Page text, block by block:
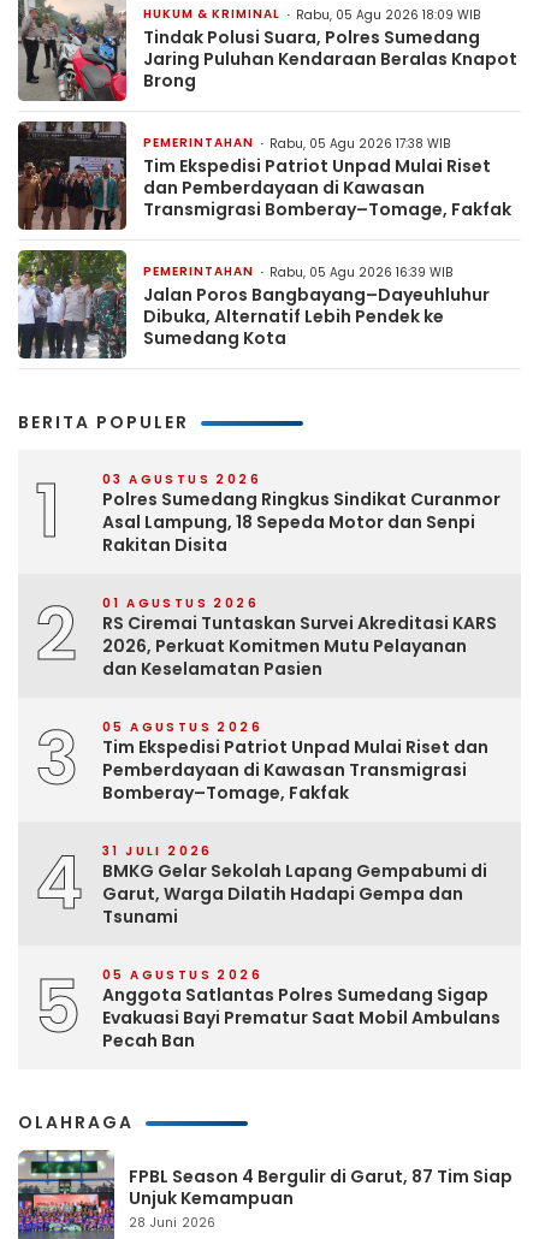
HUKUM & KRIMINAL Rabu, 05 Agu 2026 18:09 WIB
Tindak Polusi Suara, Polres Sumedang
Jaring Puluhan Kendaraan Beralas Knapot
Brong
PEMERINTAHAN Rabu, 05 Agu 2026 17:38 WIB
Tim Ekspedisi Patriot Unpad Mulai Riset
dan Pemberdayaan di Kawasan
Transmigrasi Bomberay–Tomage, Fakfak
PEMERINTAHAN Rabu, 05 Agu 2026 16:39 WIB
Jalan Poros Bangbayang–Dayeuhluhur
Dibuka, Alternatif Lebih Pendek ke
Sumedang Kota
BERITA POPULER
1 03 AGUSTUS 2026
Polres Sumedang Ringkus Sindikat Curanmor
Asal Lampung, 18 Sepeda Motor dan Senpi
Rakitan Disita
2 01 AGUSTUS 2026
RS Ciremai Tuntaskan Survei Akreditasi KARS
2026, Perkuat Komitmen Mutu Pelayanan
dan Keselamatan Pasien
3 05 AGUSTUS 2026
Tim Ekspedisi Patriot Unpad Mulai Riset dan
Pemberdayaan di Kawasan Transmigrasi
Bomberay–Tomage, Fakfak
4 31 JULI 2026
BMKG Gelar Sekolah Lapang Gempabumi di
Garut, Warga Dilatih Hadapi Gempa dan
Tsunami
5 05 AGUSTUS 2026
Anggota Satlantas Polres Sumedang Sigap
Evakuasi Bayi Prematur Saat Mobil Ambulans
Pecah Ban
OLAHRAGA
FPBL Season 4 Bergulir di Garut, 87 Tim Siap
Unjuk Kemampuan
28 Juni 2026